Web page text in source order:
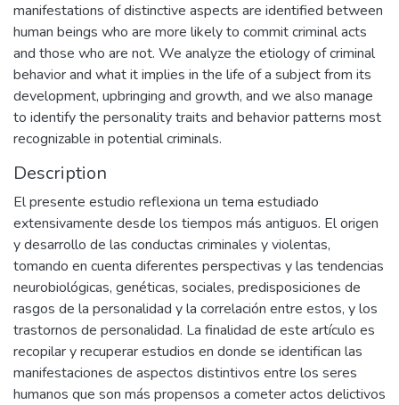
manifestations of distinctive aspects are identified between
human beings who are more likely to commit criminal acts
and those who are not. We analyze the etiology of criminal
behavior and what it implies in the life of a subject from its
development, upbringing and growth, and we also manage
to identify the personality traits and behavior patterns most
recognizable in potential criminals.
Description
El presente estudio reflexiona un tema estudiado
extensivamente desde los tiempos más antiguos. El origen
y desarrollo de las conductas criminales y violentas,
tomando en cuenta diferentes perspectivas y las tendencias
neurobiológicas, genéticas, sociales, predisposiciones de
rasgos de la personalidad y la correlación entre estos, y los
trastornos de personalidad. La finalidad de este artículo es
recopilar y recuperar estudios en donde se identifican las
manifestaciones de aspectos distintivos entre los seres
humanos que son más propensos a cometer actos delictivos